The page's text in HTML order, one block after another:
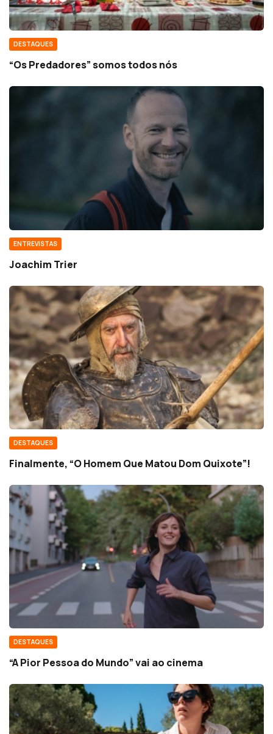
DESTAQUES
“Os Predadores” somos todos nós
ENTREVISTAS
Joachim Trier
DESTAQUES
Finalmente, “O Homem Que Matou Dom Quixote”!
DESTAQUES
“A Pior Pessoa do Mundo” vai ao cinema